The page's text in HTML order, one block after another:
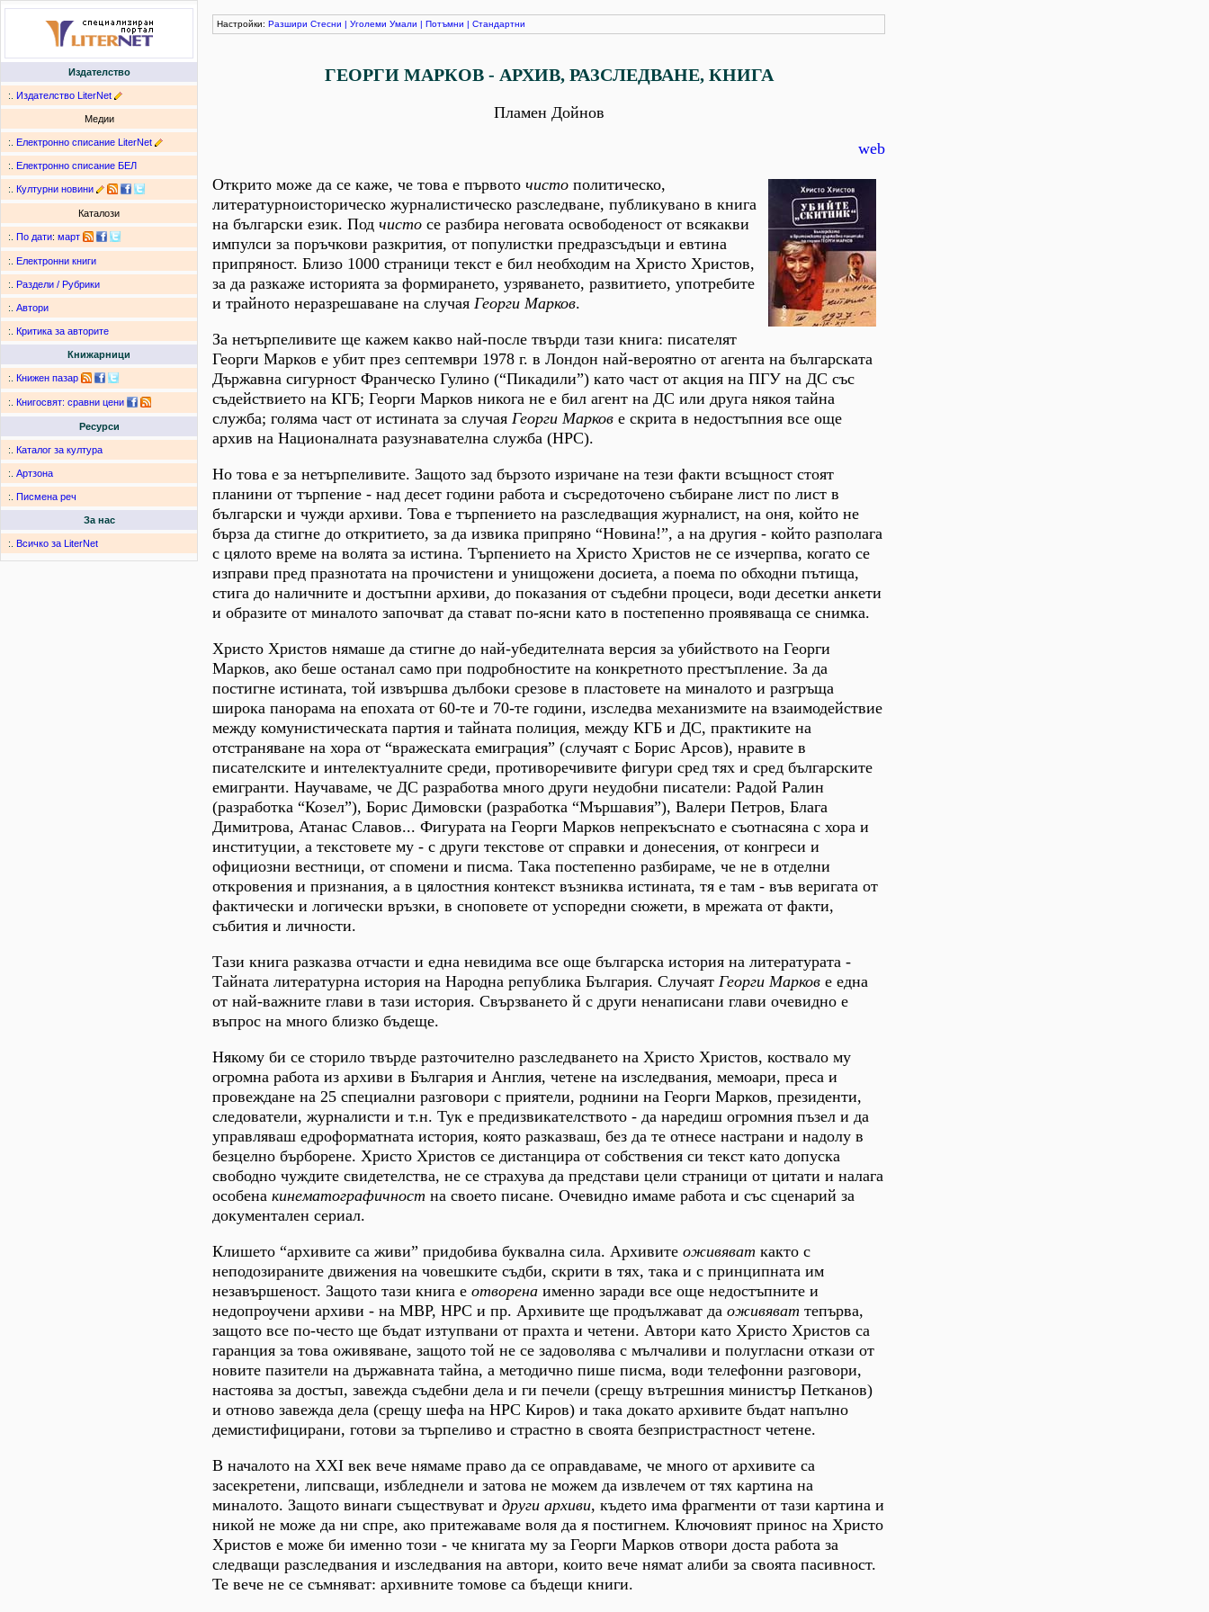
Издателство
:. Издателство LiterNet
Медии
:. Електронно списание LiterNet
:. Електронно списание БЕЛ
:. Културни новини
Каталози
:. По дати: март
:. Електронни книги
:. Раздели / Рубрики
:. Автори
:. Критика за авторите
Книжарници
:. Книжен пазар
:. Книгосвят: сравни цени
Ресурси
:. Каталог за култура
:. Артзона
:. Писмена реч
За нас
:. Всичко за LiterNet
Настройки: Разшири Стесни | Уголеми Умали | Потъмни | Стандартни
ГЕОРГИ МАРКОВ - АРХИВ, РАЗСЛЕДВАНЕ, КНИГА
Пламен Дойнов
web
Открито може да се каже, че това е първото чисто политическо,
литературноисторическо журналистическо разследване, публикувано в книга
на български език. Под чисто се разбира неговата освободеност от всякакви
импулси за поръчкови разкрития, от популистки предразсъдъци и евтина
припряност. Близо 1000 страници текст е бил необходим на Христо Христов,
за да разкаже историята за формирането, узряването, развитието, употребите
и трайното неразрешаване на случая Георги Марков.
За нетърпеливите ще кажем какво най-после твърди тази книга: писателят
Георги Марков е убит през септември 1978 г. в Лондон най-вероятно от агента на българската
Държавна сигурност Франческо Гулино (“Пикадили”) като част от акция на ПГУ на ДС със
съдействието на КГБ; Георги Марков никога не е бил агент на ДС или друга някоя тайна
служба; голяма част от истината за случая Георги Марков е скрита в недостъпния все още
архив на Националната разузнавателна служба (НРС).
Но това е за нетърпеливите. Защото зад бързото изричане на тези факти всъщност стоят
планини от търпение - над десет години работа и съсредоточено събиране лист по лист в
български и чужди архиви. Това е търпението на разследващия журналист, на оня, който не
бърза да стигне до откритието, за да извика припряно “Новина!”, а на другия - който разполага
с цялото време на волята за истина. Търпението на Христо Христов не се изчерпва, когато се
изправи пред празнотата на прочистени и унищожени досиета, а поема по обходни пътища,
стига до наличните и достъпни архиви, до показания от съдебни процеси, води десетки анкети
и образите от миналото започват да стават по-ясни като в постепенно проявяваща се снимка.
Христо Христов нямаше да стигне до най-убедителната версия за убийството на Георги
Марков, ако беше останал само при подробностите на конкретното престъпление. За да
постигне истината, той извършва дълбоки срезове в пластовете на миналото и разгръща
широка панорама на епохата от 60-те и 70-те години, изследва механизмите на взаимодействие
между комунистическата партия и тайната полиция, между КГБ и ДС, практиките на
отстраняване на хора от “вражеската емиграция” (случаят с Борис Арсов), нравите в
писателските и интелектуалните среди, противоречивите фигури сред тях и сред българските
емигранти. Научаваме, че ДС разработва много други неудобни писатели: Радой Ралин
(разработка “Козел”), Борис Димовски (разработка “Мършавия”), Валери Петров, Блага
Димитрова, Атанас Славов... Фигурата на Георги Марков непрекъснато е съотнасяна с хора и
институции, а текстовете му - с други текстове от справки и донесения, от конгреси и
официозни вестници, от спомени и писма. Така постепенно разбираме, че не в отделни
откровения и признания, а в цялостния контекст възниква истината, тя е там - във веригата от
фактически и логически връзки, в сноповете от успоредни сюжети, в мрежата от факти,
събития и личности.
Тази книга разказва отчасти и една невидима все още българска история на литературата -
Тайната литературна история на Народна република България. Случаят Георги Марков е една
от най-важните глави в тази история. Свързването й с други ненаписани глави очевидно е
въпрос на много близко бъдеще.
Някому би се сторило твърде разточително разследването на Христо Христов, коствало му
огромна работа из архиви в България и Англия, четене на изследвания, мемоари, преса и
провеждане на 25 специални разговори с приятели, роднини на Георги Марков, президенти,
следователи, журналисти и т.н. Тук е предизвикателството - да наредиш огромния пъзел и да
управляваш едроформатната история, която разказваш, без да те отнесе настрани и надолу в
безцелно бърборене. Христо Христов се дистанцира от собствения си текст като допуска
свободно чуждите свидетелства, не се страхува да представи цели страници от цитати и налага
особена кинематографичност на своето писане. Очевидно имаме работа и със сценарий за
документален сериал.
Клишето “архивите са живи” придобива буквална сила. Архивите оживяват както с
неподозираните движения на човешките съдби, скрити в тях, така и с принципната им
незавършеност. Защото тази книга е отворена именно заради все още недостъпните и
недопроучени архиви - на МВР, НРС и пр. Архивите ще продължават да оживяват тепърва,
защото все по-често ще бъдат изтупвани от прахта и четени. Автори като Христо Христов са
гаранция за това оживяване, защото той не се задоволява с мълчаливи и полугласни откази от
новите пазители на държавната тайна, а методично пише писма, води телефонни разговори,
настоява за достъп, завежда съдебни дела и ги печели (срещу вътрешния министър Петканов)
и отново завежда дела (срещу шефа на НРС Киров) и така докато архивите бъдат напълно
демистифицирани, готови за търпеливо и страстно в своята безпристрастност четене.
В началото на ХХІ век вече нямаме право да се оправдаваме, че много от архивите са
засекретени, липсващи, избледнели и затова не можем да извлечем от тях картина на
миналото. Защото винаги съществуват и други архиви, където има фрагменти от тази картина и
никой не може да ни спре, ако притежаваме воля да я постигнем. Ключовият принос на Христо
Христов е може би именно този - че книгата му за Георги Марков отвори доста работа за
следващи разследвания и изследвания на автори, които вече нямат алиби за своята пасивност.
Те вече не се съмняват: архивните томове са бъдещи книги.